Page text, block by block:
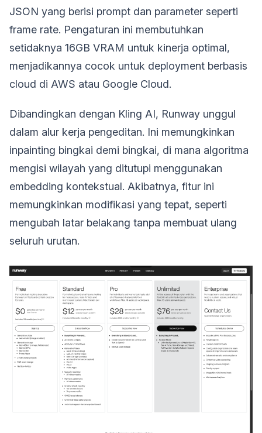
JSON yang berisi prompt dan parameter seperti
frame rate. Pengaturan ini membutuhkan
setidaknya 16GB VRAM untuk kinerja optimal,
menjadikannya cocok untuk deployment berbasis
cloud di AWS atau Google Cloud.
Dibandingkan dengan Kling AI, Runway unggul
dalam alur kerja pengeditan. Ini memungkinkan
inpainting bingkai demi bingkai, di mana algoritma
mengisi wilayah yang ditutupi menggunakan
embedding kontekstual. Akibatnya, fitur ini
memungkinkan modifikasi yang tepat, seperti
mengubah latar belakang tanpa membuat ulang
seluruh urutan.